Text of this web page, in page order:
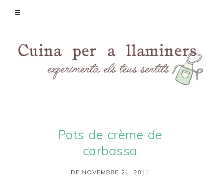
Pots de crème de
carbassa
DE NOVEMBRE 21, 2011